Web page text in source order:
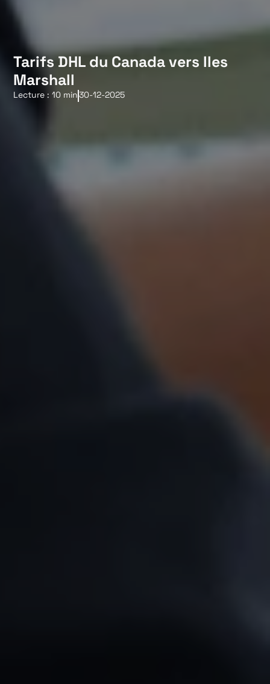
Tarifs DHL du Canada vers Iles
Marshall
Lecture : 10 min30-12-2025